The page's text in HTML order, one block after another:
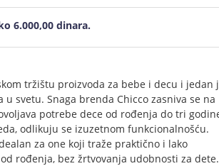
6.000,00 dinara.
tržištu proizvoda za bebe i decu i jedan
svetu. Snaga brenda Chicco zasniva se na
potrebe dece od rođenja do tri
odlikuju se izuzetnom funkcionalnošću.
za one koji traže praktično i lako
rođenja, bez žrtvovanja udobnosti za dete.